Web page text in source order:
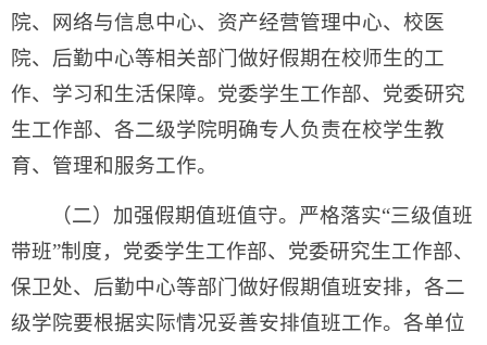
院、网络与信息中心、资产经营管理中心、校医
院、后勤中心等相关部门做好假期在校师生的工
作、学习和生活保障。党委学生工作部、党委研究
生工作部、各二级学院明确专人负责在校学生教
育、管理和服务工作。
（二）加强假期值班值守。严格落实“三级值班
带班”制度，党委学生工作部、党委研究生工作部、
保卫处、后勤中心等部门做好假期值班安排，各二
级学院要根据实际情况妥善安排值班工作。各单位